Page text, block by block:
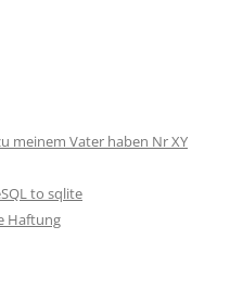
meinem Vater haben Nr XY
to sqlite
Haftung